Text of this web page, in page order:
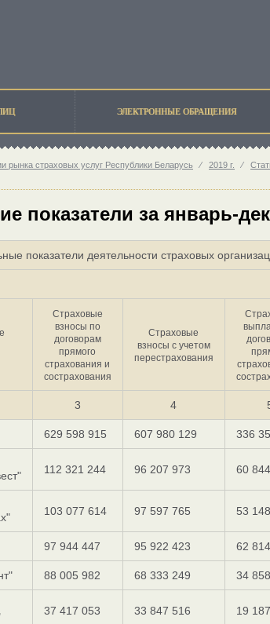
ЭЛЕКТРОННЫЕ ОБРАЩЕНИЯ
рынка страховых услуг Республики Беларусь ⁄ 2019 г. ⁄
показатели за январь-
показатели деятельности страховых
Страховые
взносы по
договорам
прямого
страхования и
сострахования
Страховые
взносы с учетом
перестрахования
3 4
629 598 915 607 980 129 336
112 321 244 96 207 973 60
103 077 614 97 597 765 53
97 944 447 95 922 423 62
88 005 982 68 333 249 34
37 417 053 33 847 516 19